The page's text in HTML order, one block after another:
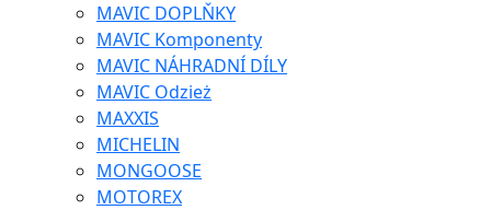
MAVIC DOPLŇKY
MAVIC Komponenty
MAVIC NÁHRADNÍ DÍLY
MAVIC Odzież
MAXXIS
MICHELIN
MONGOOSE
MOTOREX